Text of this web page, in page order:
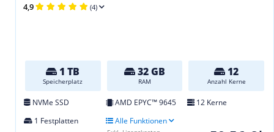
4,9 (4)
1 TB
Speicherplatz
32 GB
RAM
12
Anzahl Kerne
NVMe SSD AMD EPYC™ 9645
12 Kerne
1 Festplatten
Alle Funktionen